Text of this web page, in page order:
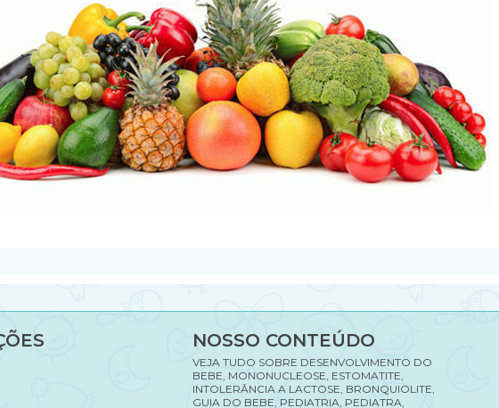
NOSSO CONTEÚDO
VEJA TUDO SOBRE DESENVOLVIMENTO DO
BEBE, MONONUCLEOSE, ESTOMATITE,
INTOLERÂNCIA A LACTOSE, BRONQUIOLITE,
GUIA DO BEBE, PEDIATRIA, PEDIATRA,